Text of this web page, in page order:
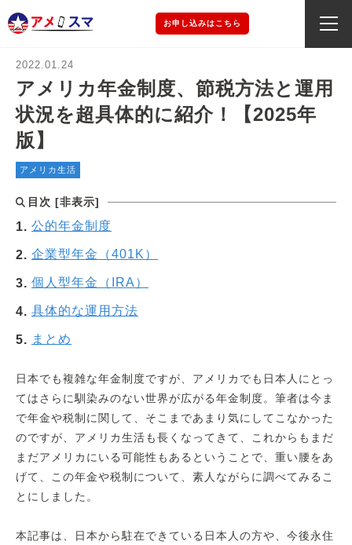
お申し込みはこちら
2022.01.24
アメリカ年金制度、節税方法と運用
状況を超具体的に紹介！【2025年
版】
アメリカ生活
目次 [非表示]
公的年金制度
企業型年金（401K）
個人型年金（IRA）
具体的な運用方法
まとめ
日本でも複雑な年金制度ですが、アメリカでも日本人にとっ
てはさらに馴染みのない世界が広がる年金制度。筆者は今ま
で年金や税制に関して、そこまであまり気にしてこなかった
のですが、アメリカ生活も長くなってきて、これからもまだ
まだアメリカにいる可能性もあるということで、重い腰をあ
げて、この年金や税制について、素人ながらに調べてみるこ
とにしました。
本記事は、日本から駐在できている日本人の方や、今後永住